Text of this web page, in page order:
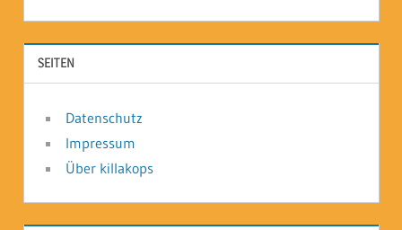
SEITEN
Datenschutz
Impressum
Über killakops